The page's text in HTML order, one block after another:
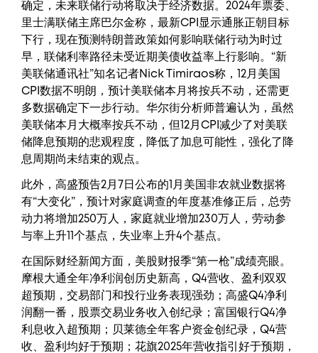
确定，未来联储行动将取决于经济数据。2024年票委、
里士满联储主席巴尔金称，最新CPI显示通胀正朝目标
下行，现在预测特朗普政策如何影响联储行动为时过
早，联储利率路径未受近期美债收益率上行影响。“新
美联储通讯社”知名记者Nick Timiraos称，12月美国
CPI数据不明朗，预计美联储本月将按兵不动，还需更
多数据确定下一步行动。华尔街分析师普遍认为，虽然
美联储本月大概率按兵不动，但12月CPI减少了对美联
储降息预期的悲观程度，降低了加息可能性，强化了降
息周期尚未结束的观点。
此外，高盛预告2月7日公布的1月美国非农就业数据将
有“大变化”，预计对家庭调查的年度基准修正后，总劳
动力将增加250万人，家庭就业增加230万人，劳动参
与率上升11个基点，失业率上升4个基点。
在国际财经新闻方面，美股财报季“第一枪”成绩亮眼。
摩根大通全年净利润创历史新高，Q4营收、盈利双双
超预期，交易部门和投行业务表现强劲；高盛Q4净利
润翻一番，股票交易业务收入创纪录；富国银行Q4净
利息收入超预期；贝莱德全年客户资金创纪录，Q4营
收、盈利均好于预期；花旗2025年营收指引好于预期，